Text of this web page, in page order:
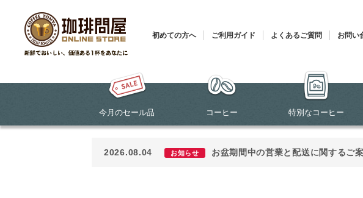
初めての方へ ご利用ガイド よくあるご質問
お問い
今月のセール品 コーヒー 特別なコーヒー
2026.08.04 お知らせ お盆期間中の営業と配送に関するご